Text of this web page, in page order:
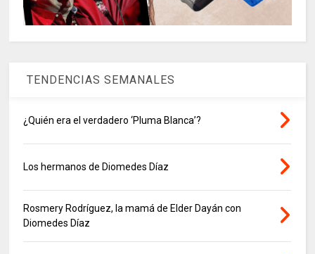
TENDENCIAS SEMANALES
¿Quién era el verdadero ‘Pluma Blanca’?
Los hermanos de Diomedes Díaz
Rosmery Rodríguez, la mamá de Elder Dayán con
Diomedes Díaz